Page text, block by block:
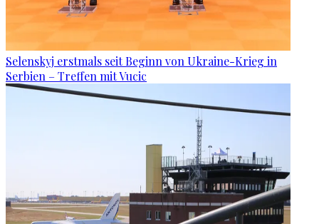
Selenskyj erstmals seit Beginn von Ukraine-Krieg in
Serbien – Treffen mit Vucic